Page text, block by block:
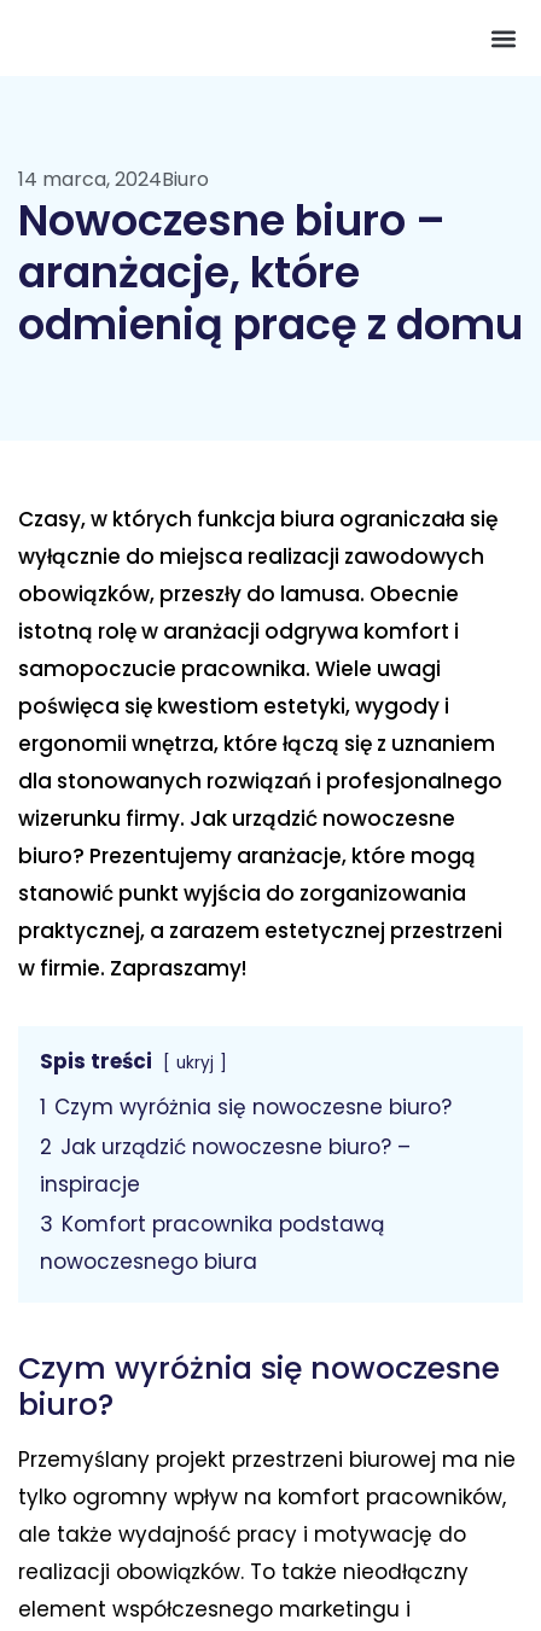
14 marca, 2024Biuro
Nowoczesne biuro –
aranżacje, które
odmienią pracę z domu
Czasy, w których funkcja biura ograniczała się
wyłącznie do miejsca realizacji zawodowych
obowiązków, przeszły do lamusa. Obecnie
istotną rolę w aranżacji odgrywa komfort i
samopoczucie pracownika. Wiele uwagi
poświęca się kwestiom estetyki, wygody i
ergonomii wnętrza, które łączą się z uznaniem
dla stonowanych rozwiązań i profesjonalnego
wizerunku firmy. Jak urządzić nowoczesne
biuro? Prezentujemy aranżacje, które mogą
stanowić punkt wyjścia do zorganizowania
praktycznej, a zarazem estetycznej przestrzeni
w firmie. Zapraszamy!
Spis treści ukryj
1 Czym wyróżnia się nowoczesne biuro?
2 Jak urządzić nowoczesne biuro? –
inspiracje
3 Komfort pracownika podstawą
nowoczesnego biura
Czym wyróżnia się nowoczesne
biuro?
Przemyślany projekt przestrzeni biurowej ma nie
tylko ogromny wpływ na komfort pracowników,
ale także wydajność pracy i motywację do
realizacji obowiązków. To także nieodłączny
element współczesnego marketingu i